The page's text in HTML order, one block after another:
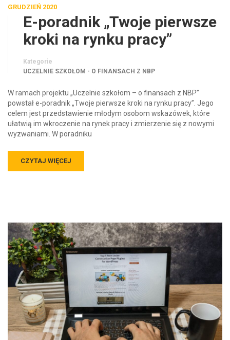
GRUDZIEŃ 2020
E-poradnik „Twoje pierwsze
kroki na rynku pracy”
Kategorie
UCZELNIE SZKOŁOM - O FINANSACH Z NBP
W ramach projektu „Uczelnie szkołom – o finansach z NBP”
powstał e-poradnik „Twoje pierwsze kroki na rynku pracy”. Jego
celem jest przedstawienie młodym osobom wskazówek, które
ułatwią im wkroczenie na rynek pracy i zmierzenie się z nowymi
wyzwaniami. W poradniku
CZYTAJ WIĘCEJ